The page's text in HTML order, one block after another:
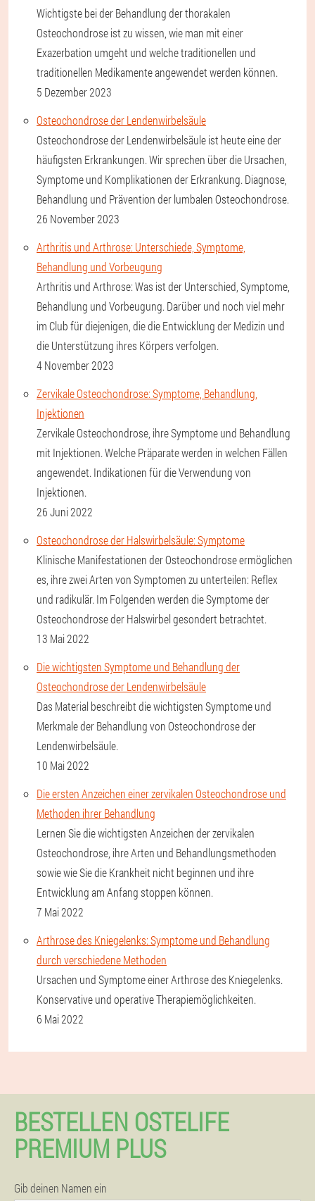
Wichtigste bei der Behandlung der thorakalen
Osteochondrose ist zu wissen, wie man mit einer
Exazerbation umgeht und welche traditionellen und
traditionellen Medikamente angewendet werden können.
5 Dezember 2023
Osteochondrose der Lendenwirbelsäule
Osteochondrose der Lendenwirbelsäule ist heute eine der
häufigsten Erkrankungen. Wir sprechen über die Ursachen,
Symptome und Komplikationen der Erkrankung. Diagnose,
Behandlung und Prävention der lumbalen Osteochondrose.
26 November 2023
Arthritis und Arthrose: Unterschiede, Symptome,
Behandlung und Vorbeugung
Arthritis und Arthrose: Was ist der Unterschied, Symptome,
Behandlung und Vorbeugung. Darüber und noch viel mehr
im Club für diejenigen, die die Entwicklung der Medizin und
die Unterstützung ihres Körpers verfolgen.
4 November 2023
Zervikale Osteochondrose: Symptome, Behandlung,
Injektionen
Zervikale Osteochondrose, ihre Symptome und Behandlung
mit Injektionen. Welche Präparate werden in welchen Fällen
angewendet. Indikationen für die Verwendung von
Injektionen.
26 Juni 2022
Osteochondrose der Halswirbelsäule: Symptome
Klinische Manifestationen der Osteochondrose ermöglichen
es, ihre zwei Arten von Symptomen zu unterteilen: Reflex
und radikulär. Im Folgenden werden die Symptome der
Osteochondrose der Halswirbel gesondert betrachtet.
13 Mai 2022
Die wichtigsten Symptome und Behandlung der
Osteochondrose der Lendenwirbelsäule
Das Material beschreibt die wichtigsten Symptome und
Merkmale der Behandlung von Osteochondrose der
Lendenwirbelsäule.
10 Mai 2022
Die ersten Anzeichen einer zervikalen Osteochondrose und
Methoden ihrer Behandlung
Lernen Sie die wichtigsten Anzeichen der zervikalen
Osteochondrose, ihre Arten und Behandlungsmethoden
sowie wie Sie die Krankheit nicht beginnen und ihre
Entwicklung am Anfang stoppen können.
7 Mai 2022
Arthrose des Kniegelenks: Symptome und Behandlung
durch verschiedene Methoden
Ursachen und Symptome einer Arthrose des Kniegelenks.
Konservative und operative Therapiemöglichkeiten.
6 Mai 2022
BESTELLEN OSTELIFE
PREMIUM PLUS
Gib deinen Namen ein